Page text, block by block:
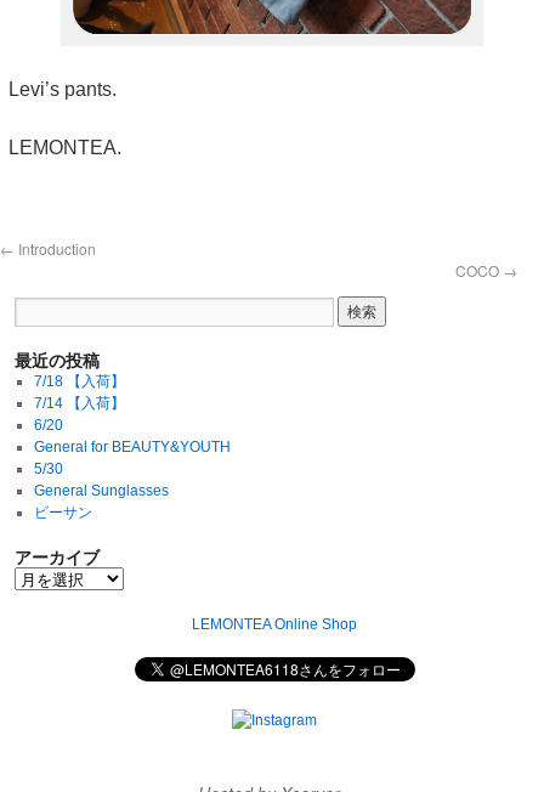
Levi’s pants.
LEMONTEA.
← Introduction
COCO →
最近の投稿
7/18 【入荷】
7/14 【入荷】
6/20
General for BEAUTY&YOUTH
5/30
General Sunglasses
ビーサン
アーカイブ
LEMONTEA Online Shop